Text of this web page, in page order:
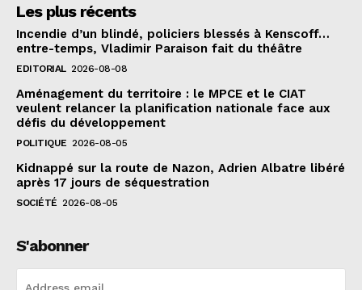
Les plus récents
Incendie d’un blindé, policiers blessés à Kenscoff…
entre-temps, Vladimir Paraison fait du théâtre
EDITORIAL 2026-08-08
Aménagement du territoire : le MPCE et le CIAT
veulent relancer la planification nationale face aux
défis du développement
POLITIQUE 2026-08-05
Kidnappé sur la route de Nazon, Adrien Albatre libéré
après 17 jours de séquestration
SOCIÉTÉ 2026-08-05
S'abonner